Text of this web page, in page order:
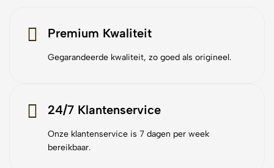
Premium Kwaliteit
Gegarandeerde kwaliteit, zo goed als origineel.
24/7 Klantenservice
Onze klantenservice is 7 dagen per week
bereikbaar.